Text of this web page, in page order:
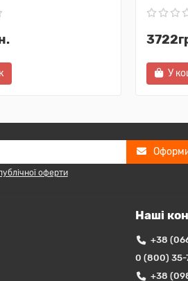
У
оферти
Наші
+38
0 (800) 35-
+38